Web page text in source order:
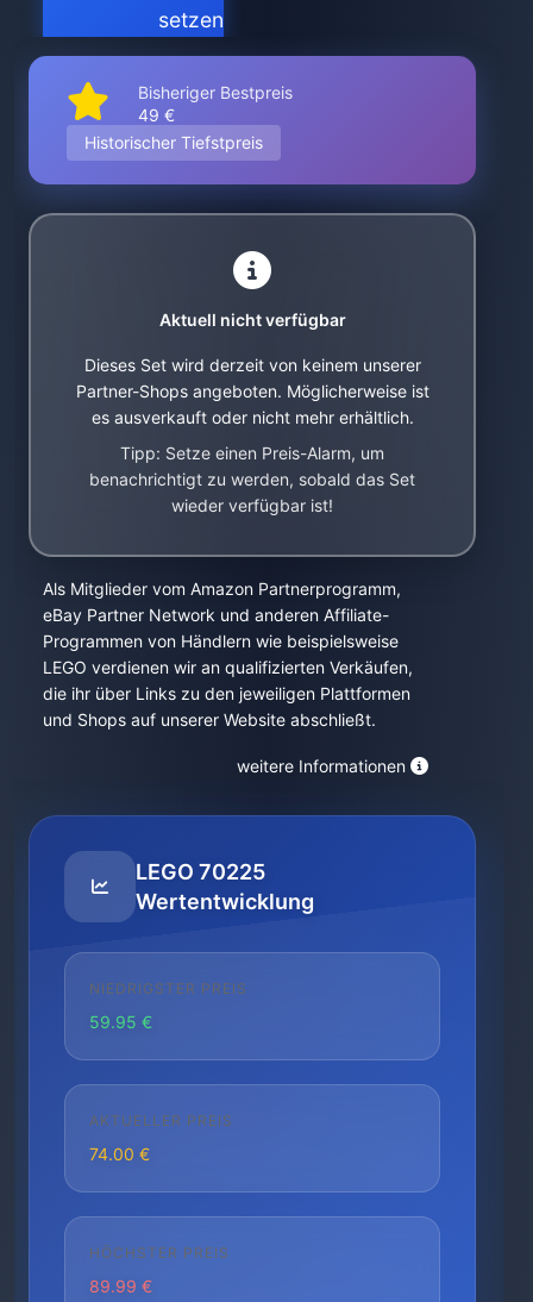
setzen
Bisheriger Bestpreis
49 €
Historischer Tiefstpreis
Aktuell nicht verfügbar
Dieses Set wird derzeit von keinem unserer
Partner-Shops angeboten. Möglicherweise ist
es ausverkauft oder nicht mehr erhältlich.
Tipp: Setze einen Preis-Alarm, um
benachrichtigt zu werden, sobald das Set
wieder verfügbar ist!
Als Mitglieder vom Amazon Partnerprogramm,
eBay Partner Network und anderen Affiliate-
Programmen von Händlern wie beispielsweise
LEGO verdienen wir an qualifizierten Verkäufen,
die ihr über Links zu den jeweiligen Plattformen
und Shops auf unserer Website abschließt.
weitere Informationen
LEGO 70225
Wertentwicklung
NIEDRIGSTER PREIS
59.95 €
AKTUELLER PREIS
74.00 €
HÖCHSTER PREIS
89.99 €